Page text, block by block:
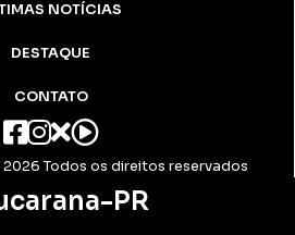
NOTÍCIAS
DESTAQUE
CONTATO
Todos os direitos reservados
PR